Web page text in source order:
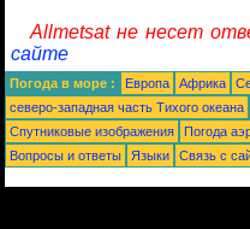
Allmetsat не несет
сайте
Погода в море : Европа Африка
северо-западная часть Tихого океана
Спутниковые изображения
Погода
Вопросы и ответы
Языки Связь с